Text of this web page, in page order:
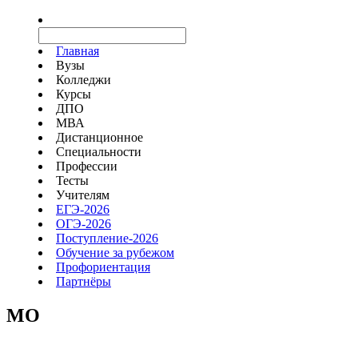
Главная
Вузы
Колледжи
Курсы
ДПО
МВА
Дистанционное
Специальности
Профессии
Тесты
Учителям
ЕГЭ-2026
ОГЭ-2026
Поступление-2026
Обучение за рубежом
Профориентация
Партнёры
MO